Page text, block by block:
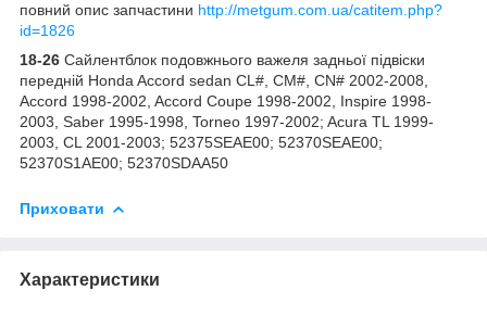
повний опис запчастини http://metgum.com.ua/catitem.php?
id=1826
18-26 Сайлентблок подовжнього важеля задньої підвіски
передній Honda Accord sedan CL#, CM#, CN# 2002-2008,
Accord 1998-2002, Accord Coupe 1998-2002, Inspire 1998-
2003, Saber 1995-1998, Torneo 1997-2002; Acura TL 1999-
2003, CL 2001-2003; 52375SEAE00; 52370SEAE00;
52370S1AE00; 52370SDAA50
Приховати
Характеристики